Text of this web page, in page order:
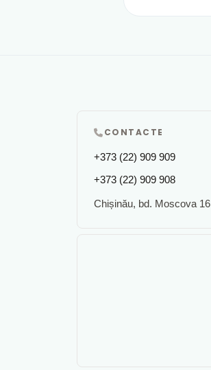
CONTACTE
+373 (22) 909 909
+373 (22) 909 908
Chișinău, bd. Moscova 16